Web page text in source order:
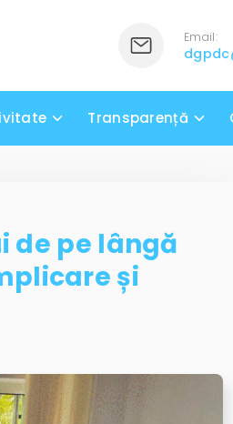
Email:
Transparență
de pe lângă
și